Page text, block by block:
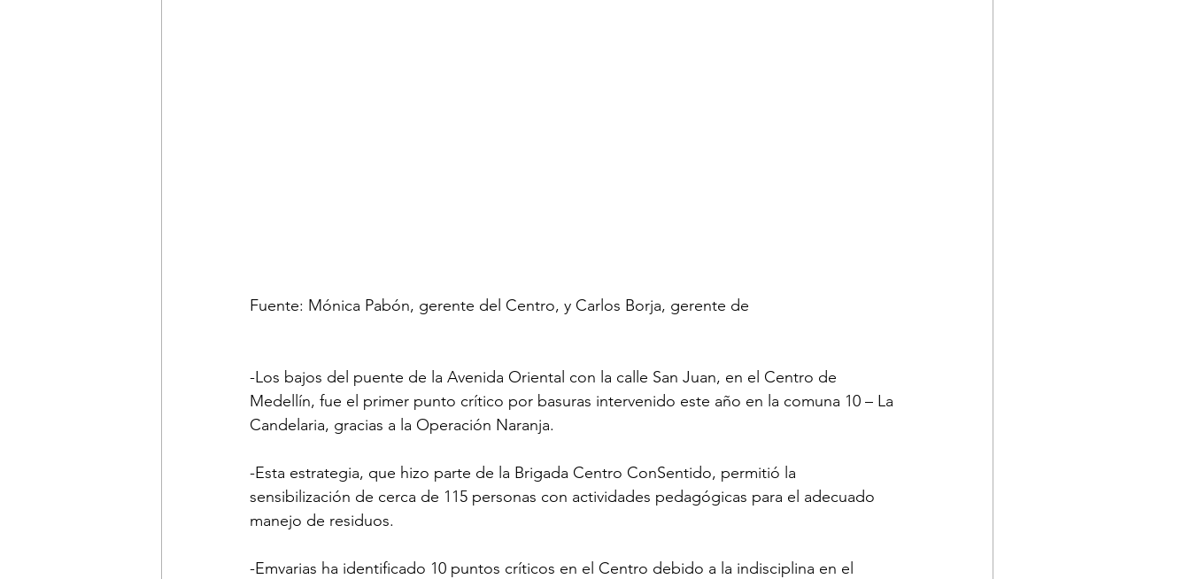
Fuente: Mónica Pabón, gerente del Centro, y Carlos Borja, gerente de
-Los bajos del puente de la Avenida Oriental con la calle San Juan, en el Centro de
Medellín, fue el primer punto crítico por basuras intervenido este año en la comuna 10 – La
Candelaria, gracias a la Operación Naranja.
-Esta estrategia, que hizo parte de la Brigada Centro ConSentido, permitió la
sensibilización de cerca de 115 personas con actividades pedagógicas para el adecuado
manejo de residuos.
-Emvarias ha identificado 10 puntos críticos en el Centro debido a la indisciplina en el